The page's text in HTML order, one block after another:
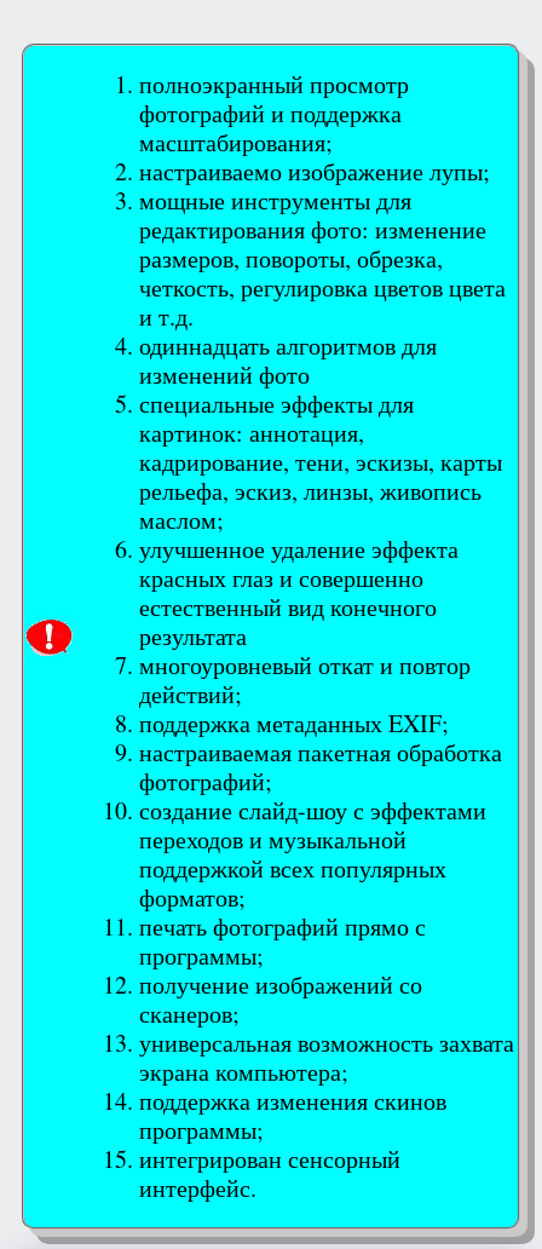
полноэкранный просмотр
фотографий и поддержка
масштабирования;
настраиваемо изображение лупы;
мощные инструменты для
редактирования фото: изменение
размеров, повороты, обрезка,
четкость, регулировка цветов цвета
и т.д.
одиннадцать алгоритмов для
изменений фото
специальные эффекты для
картинок: аннотация,
кадрирование, тени, эскизы, карты
рельефа, эскиз, линзы, живопись
маслом;
улучшенное удаление эффекта
красных глаз и совершенно
естественный вид конечного
результата
многоуровневый откат и повтор
действий;
поддержка метаданных EXIF;
настраиваемая пакетная обработка
фотографий;
создание слайд-шоу с эффектами
переходов и музыкальной
поддержкой всех популярных
форматов;
печать фотографий прямо с
программы;
получение изображений со
сканеров;
универсальная возможность захвата
экрана компьютера;
поддержка изменения скинов
программы;
интегрирован сенсорный
интерфейс.